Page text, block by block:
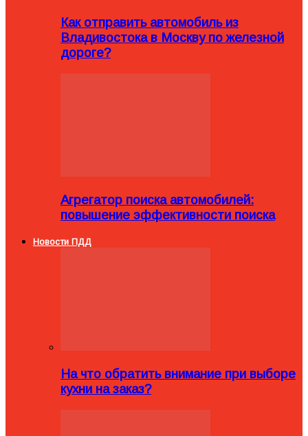
Как отправить автомобиль из
Владивостока в Москву по железной
дороге?
Агрегатор поиска автомобилей:
повышение эффективности поиска
Новости ПДД
На что обратить внимание при выборе
кухни на заказ?